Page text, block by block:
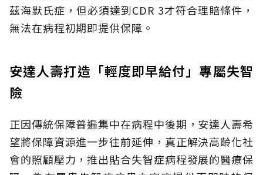
茲海默氏症，但必須達到CDR 3才符合理賠條件，
無法在病程初期即提供保障。
安達人壽打造「輕度即早給付」專屬失智
險
正因傳統保障普遍集中在病程中後期，安達人壽希
望將保障資源進一步往前延伸，真正解決高齡化社
會的照顧壓力，推出貼合失智症病程發展的醫療保